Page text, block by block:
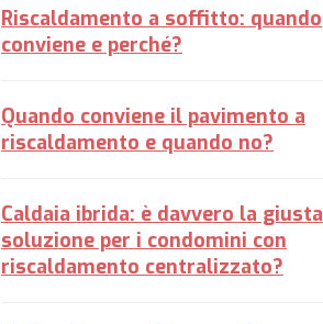
Riscaldamento a soffitto: quando
conviene e perché?
Quando conviene il pavimento a
riscaldamento e quando no?
Caldaia ibrida: è davvero la giusta
soluzione per i condomini con
riscaldamento centralizzato?